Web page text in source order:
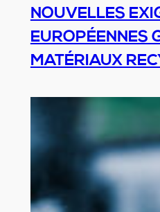
NOUVELLES
EUROPÉENNES
MATÉRIAUX